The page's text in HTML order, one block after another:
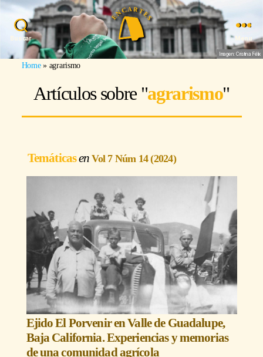
Buscar
Imagen: Cristina Félix
Home» agrarismo
Artículos sobre "agrarismo"
Temáticas Vol 7 Núm 14 (2024)
Ejido El Porvenir en Valle de Guadalupe,
Baja California. Experiencias y memorias
de una comunidad agrícola